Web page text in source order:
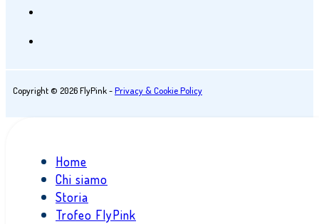
Copyright © 2026 FlyPink -Privacy & Cookie Policy
Home
Chi siamo
Storia
Trofeo FlyPink